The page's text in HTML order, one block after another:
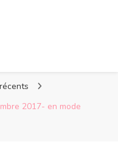
2017- en mode